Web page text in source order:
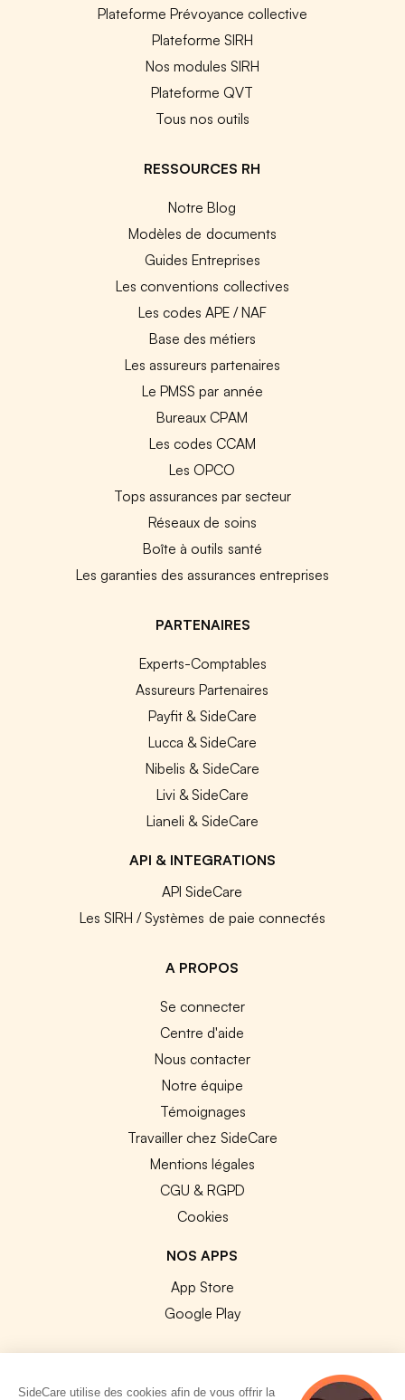
Plateforme Prévoyance collective
Plateforme SIRH
Nos modules SIRH
Plateforme QVT
Tous nos outils
RESSOURCES RH
Notre Blog
Modèles de documents
Guides Entreprises
Les conventions collectives
Les codes APE / NAF
Base des métiers
Les assureurs partenaires
Le PMSS par année
Bureaux CPAM
Les codes CCAM
Les OPCO
Tops assurances par secteur
Réseaux de soins
Boîte à outils santé
Les garanties des assurances entreprises
PARTENAIRES
Experts-Comptables
Assureurs Partenaires
Payfit & SideCare
Lucca & SideCare
Nibelis & SideCare
Livi & SideCare
Lianeli & SideCare
API & INTEGRATIONS
API SideCare
Les SIRH / Systèmes de paie connectés
A PROPOS
Se connecter
Centre d'aide
Nous contacter
Notre équipe
Témoignages
Travailler chez SideCare
Mentions légales
CGU & RGPD
Cookies
NOS APPS
App Store
Google Play
SideCare utilise des cookies afin de vous offrir la